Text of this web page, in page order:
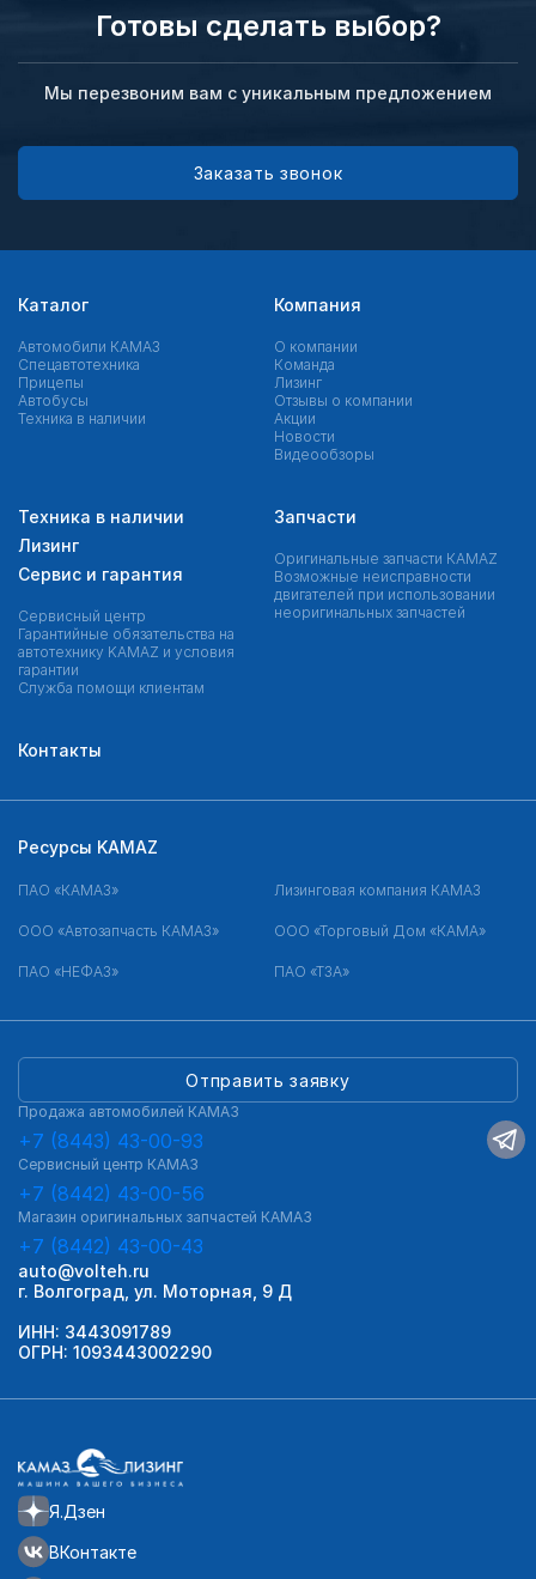
Готовы сделать выбор?
Мы перезвоним вам с уникальным предложением
Заказать звонок
Каталог
Автомобили КАМАЗ
Спецавтотехника
Прицепы
Автобусы
Техника в наличии
Компания
О компании
Команда
Лизинг
Отзывы о компании
Акции
Новости
Видеообзоры
Техника в наличии
Лизинг
Сервис и гарантия
Сервисный центр
Гарантийные обязательства на
автотехнику KAMAZ и условия
гарантии
Служба помощи клиентам
Запчасти
Оригинальные запчасти КAMAZ
Возможные неисправности
двигателей при использовании
неоригинальных запчастей
Контакты
Я.Дзен
ВКонтакте
Отправить заявку
Продажа автомобилей КАМАЗ
+7 (8443) 43-00-93
Сервисный центр КАМАЗ
+7 (8442) 43-00-56
Магазин оригинальных запчастей КАМАЗ
+7 (8442) 43-00-43
auto@volteh.ru
г. Волгоград, ул. Моторная, 9 Д
ИНН: 3443091789
ОГРН: 1093443002290
Ресурсы KAMAZ
ПАО «КАМАЗ» Лизинговая компания КАМАЗ
ООО «Автозапчасть КАМАЗ» ООО «Торговый Дом «КАМА»
ПАО «НЕФАЗ» ПАО «ТЗА»